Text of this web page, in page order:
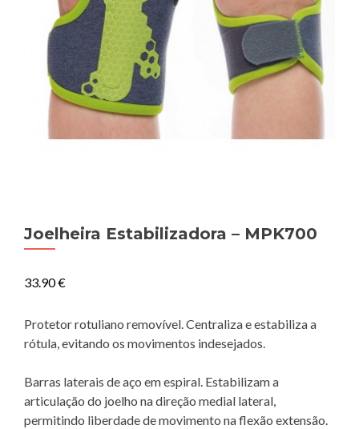
Joelheira Estabilizadora – MPK700
33.90€
Protetor rotuliano removível. Centraliza e estabiliza a
rótula, evitando os movimentos indesejados.
Barras laterais de aço em espiral. Estabilizam a
articulação do joelho na direção medial lateral,
permitindo liberdade de movimento na flexão extensão.